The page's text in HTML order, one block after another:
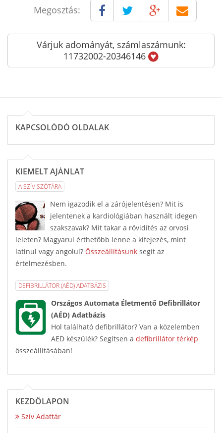
Megosztás:
Várjuk adományát, számlaszámunk:
11732002-20346146
KAPCSOLÓDÓ OLDALAK
KIEMELT AJÁNLAT
A SZÍV SZÓTÁRA
Nem igazodik el a zárójelentésen? Mit is
jelentenek a kardiológiában használt idegen
szakszavak? Mit takar a rövidítés az orvosi
leleten? Magyarul érthetőbb lenne a kifejezés, mint
latinul vagy angolul? Összeállításunk segít az
értelmezésben.
DEFIBRILLÁTOR (AÉD) ADATBÁZIS
Országos Automata Életmentő Defibrillátor
(AÉD) Adatbázis
Hol található defibrillátor? Van a közelemben
AED készülék? Segítsen a defibrillátor térkép
összeállításában!
KEZDŐLAPON
Szív Adattár